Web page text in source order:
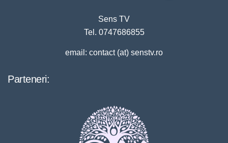
Sens TV
Tel. 0747686855
email: contact (at) senstv.ro
Parteneri: